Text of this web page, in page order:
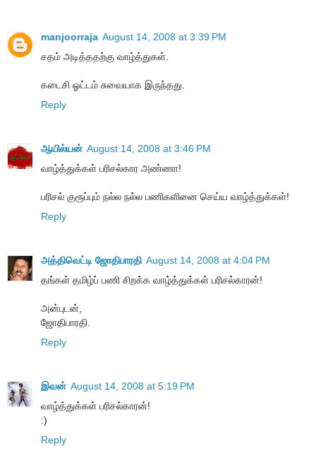
manjoorraja August 14, 2008 at 3:39 PM
சதம் அடித்ததற்கு வாழ்த்துகள்.
கடைசி ஓட்டம் சுவையாக இருந்தது.
Reply
ஆயில்யன் August 14, 2008 at 3:46 PM
வாழ்த்துக்கள் பரிசல்கார அண்ணா!
பரிசல் குரூப்பும் நல்ல நல்ல பணிகளினை செய்ய வாழ்த்துக்கள்!
Reply
அத்திவெட்டி ஜோதிபாரதி August 14, 2008 at 4:04 PM
தங்கள் தமிழ்ப் பணி சிறக்க வாழ்த்துக்கள் பரிசல்காரன்!
அன்புடன்,
ஜோதிபாரதி.
Reply
இவன் August 14, 2008 at 5:19 PM
வாழ்த்துக்கள் பரிசல்காரன்!
:)
Reply